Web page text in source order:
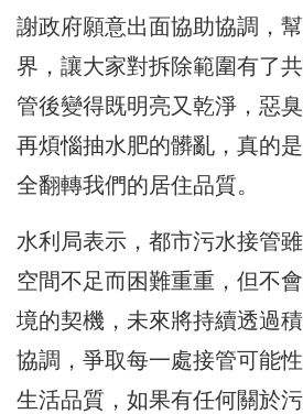
謝政府願意出面協助協調，
界，讓大家對拆除範圍有了
管後變得既明亮又乾淨，惡
再煩惱抽水肥的髒亂，真的
全翻轉我們的居住品質。
水利局表示，都市污水接管雖
空間不足而困難重重，但不
境的契機，未來將持續透過
協調，爭取每一處接管可能
生活品質，如果有任何關於